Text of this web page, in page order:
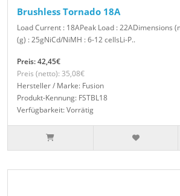
Brushless Tornado 18A
Load Current : 18APeak Load : 22ADimensions
(g) : 25gNiCd/NiMH : 6-12 cellsLi-P..
Preis: 42,45€
Preis (netto): 35,08€
Hersteller / Marke: Fusion
Produkt-Kennung: FSTBL18
Verfügbarkeit: Vorrätig